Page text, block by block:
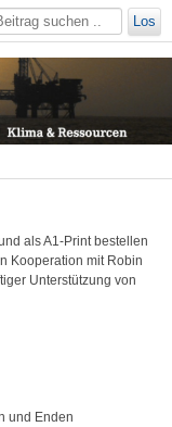
Los
als A1-Print bestellen
Kooperation mit Robin
Unterstützung von
und Enden